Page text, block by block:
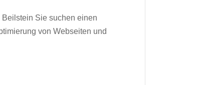
Sie suchen einen
von Webseiten und